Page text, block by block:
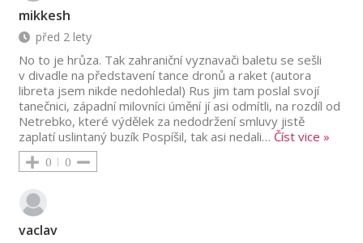
mikkesh
před 2 lety
No to je hrůza. Tak zahraniční vyznavači baletu se sešli
v divadle na představení tance dronů a raket (autora
libreta jsem nikde nedohledal) Rus jim tam poslal svojí
tanečnici, západní milovníci úmění jí asi odmítli, na rozdíl od
Netrebko, které výdělek za nedodržení smluvy jistě
zaplatí uslintaný buzík Pospíšil, tak asi nedali… Číst vice »
0 0
vaclav